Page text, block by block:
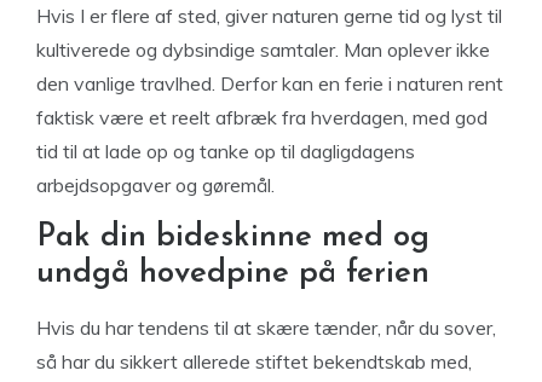
Hvis I er flere af sted, giver naturen gerne tid og lyst til
kultiverede og dybsindige samtaler. Man oplever ikke
den vanlige travlhed. Derfor kan en ferie i naturen rent
faktisk være et reelt afbræk fra hverdagen, med god
tid til at lade op og tanke op til dagligdagens
arbejdsopgaver og gøremål.
Pak din bideskinne med og
undgå hovedpine på ferien
Hvis du har tendens til at skære tænder, når du sover,
så har du sikkert allerede stiftet bekendtskab med,